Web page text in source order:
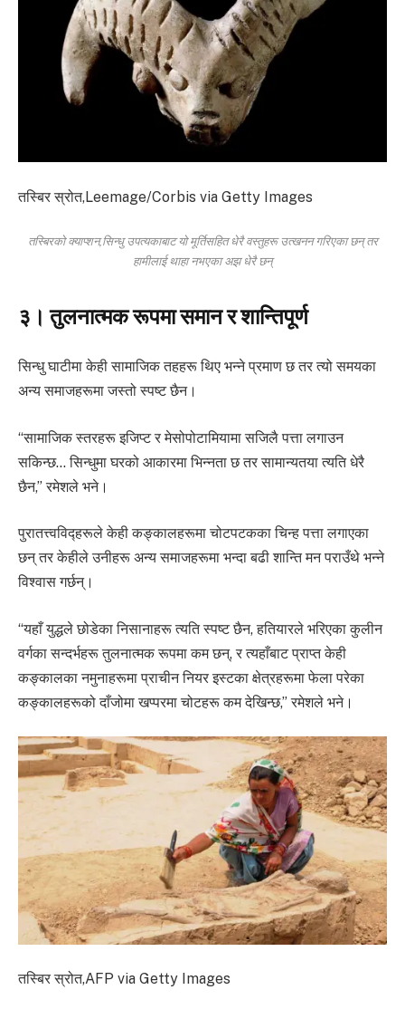
तस्बिर स्रोत,Leemage/Corbis via Getty Images
तस्बिरको क्याप्शन,सिन्धु उपत्यकाबाट यो मूर्तिसहित धेरै वस्तुहरू उत्खनन गरिएका छन् तर
हामीलाई थाहा नभएका अझ धेरै छन्
३। तुलनात्मक रूपमा समान र शान्तिपूर्ण
सिन्धु घाटीमा केही सामाजिक तहहरू थिए भन्ने प्रमाण छ तर त्यो समयका
अन्य समाजहरूमा जस्तो स्पष्ट छैन।
“सामाजिक स्तरहरू इजिप्ट र मेसोपोटामियामा सजिलै पत्ता लगाउन
सकिन्छ… सिन्धुमा घरको आकारमा भिन्नता छ तर सामान्यतया त्यति धेरै
छैन,” रमेशले भने।
पुरातत्त्वविद्हरूले केही कङ्कालहरूमा चोटपटकका चिन्ह पत्ता लगाएका
छन् तर केहीले उनीहरू अन्य समाजहरूमा भन्दा बढी शान्ति मन पराउँथे भन्ने
विश्वास गर्छन्।
“यहाँ युद्धले छोडेका निसानाहरू त्यति स्पष्ट छैन, हतियारले भरिएका कुलीन
वर्गका सन्दर्भहरू तुलनात्मक रूपमा कम छन्, र त्यहाँबाट प्राप्त केही
कङ्कालका नमुनाहरूमा प्राचीन नियर इस्टका क्षेत्रहरूमा फेला परेका
कङ्कालहरूको दाँजोमा खप्परमा चोटहरू कम देखिन्छ,” रमेशले भने।
तस्बिर स्रोत,AFP via Getty Images